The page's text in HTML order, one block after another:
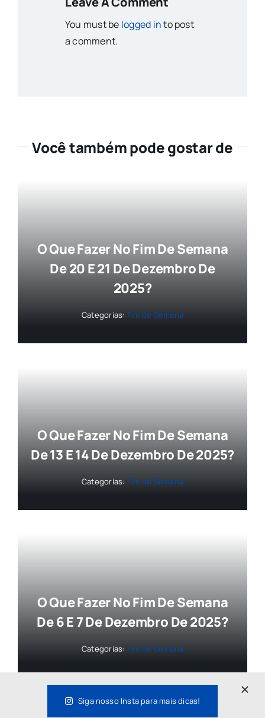
You must be logged into post
a comment.
Você também pode gostar de
O Que Fazer No Fim De Semana
De 20 E 21 De Dezembro De
2025?
Categorias: Fim de Semana
O Que Fazer No Fim De Semana
De 13 E 14 De Dezembro De 2025?
Categorias: Fim de Semana
O Que Fazer No Fim De Semana
De 6 E 7 De Dezembro De 2025?
Categorias: Fim de Semana
Siga nosso Insta para mais dicas!